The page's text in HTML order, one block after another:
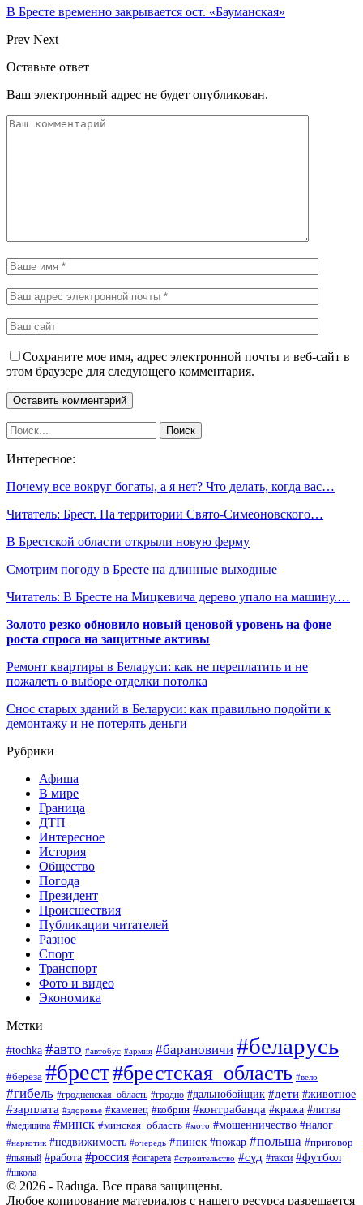
В Бресте временно закрывается ост. «Бауманская»
Prev Next
Оставьте ответ
Ваш электронный адрес не будет опубликован.
Сохраните мое имя, адрес электронной почты и веб-сайт в
этом браузере для следующего комментария.
Интересное:
Почему все вокруг богаты, а я нет? Что делать, когда вас…
Читатель: Брест. На территории Свято-Симеоновского…
В Брестской области открыли новую ферму
Смотрим погоду в Бресте на длинные выходные
Читатель: В Бресте на Мицкевича дерево упало на машину.…
Золото резко обновило новый ценовой уровень на фоне
роста спроса на защитные активы
Ремонт квартиры в Беларуси: как не переплатить и не
пожалеть о выборе отделки потолка
Снос старых зданий в Беларуси: как правильно подойти к
демонтажу и не потерять деньги
Рубрики
Афиша
В мире
Граница
ДТП
Интересное
История
Общество
Погода
Президент
Происшествия
Публикации читателей
Разное
Спорт
Транспорт
Фото и видео
Экономика
Метки
#tochka #авто #автобус #армия #барановичи #беларусь
#берёза #брест#брестская_область #вело
#гибель #гродненская_область #гродно #дальнобойщик #дети #животное
#зарплата #здоровье #каменец #кобрин #контрабанда #кража #литва
#медицина #минск #минская_область #мото #мошенничество #налог
#наркотик #недвижимость #очередь #пинск #пожар #польша #приговор
#пьяный #работа #россия #сигарета #строительство #суд #такси #футбол
#школа
© 2026 - Raduga. Все права защищены.
Любое копирование материалов с нашего ресурса разрешается